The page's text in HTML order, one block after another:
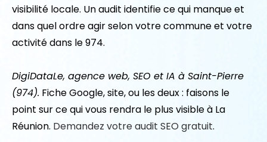
visibilité locale. Un audit identifie ce qui manque et
dans quel ordre agir selon votre commune et votre
activité dans le 974.
DigiDataLe, agence web, SEO et IA à Saint-Pierre
(974). Fiche Google, site, ou les deux : faisons le
point sur ce qui vous rendra le plus visible à La
Réunion. Demandez votre audit SEO gratuit.